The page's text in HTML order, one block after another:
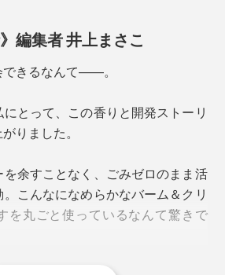
抗酸化作用として知られるポリフ
なくすべて使う」アップサイクル
トとした「UP0TECH®（アップゼ
る、株式会社ソーイの発酵技術で
編集者 井上まさこ
きるなんて——。
とって、この香りと開発ストーリ
りました。
余すことなく、ごみゼロのまま活
こんなになめらかなバーム＆クリ
を丸ごと使っているなんて驚きで